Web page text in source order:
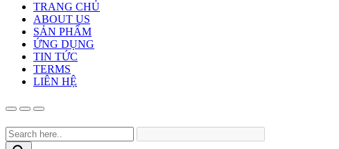
TRANG CHỦ
ABOUT US
SẢN PHẨM
ỨNG DỤNG
TIN TỨC
TERMS
LIÊN HỆ